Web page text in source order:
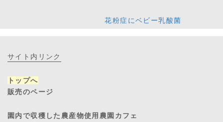
花粉症にベビー乳酸菌
サイト内リンク
トップへ
販売のページ
園内で収穫した農産物使用農園カフェ